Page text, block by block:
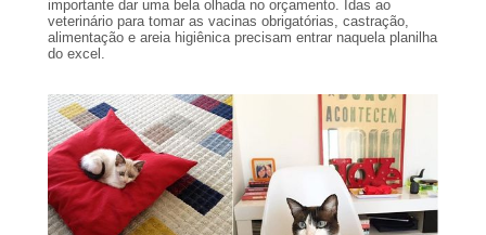
importante dar uma bela olhada no orçamento. Idas ao
veterinário para tomar as vacinas obrigatórias, castração,
alimentação e areia higiênica precisam entrar naquela planilha
do excel.